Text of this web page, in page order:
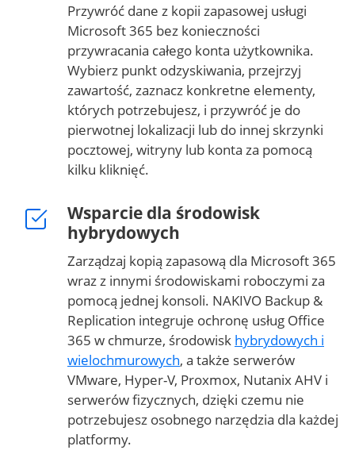
Przywróć dane z kopii zapasowej usługi
Microsoft 365 bez konieczności
przywracania całego konta użytkownika.
Wybierz punkt odzyskiwania, przejrzyj
zawartość, zaznacz konkretne elementy,
których potrzebujesz, i przywróć je do
pierwotnej lokalizacji lub do innej skrzynki
pocztowej, witryny lub konta za pomocą
kilku kliknięć.
Wsparcie dla środowisk
hybrydowych
Zarządzaj kopią zapasową dla Microsoft 365
wraz z innymi środowiskami roboczymi za
pomocą jednej konsoli. NAKIVO Backup &
Replication integruje ochronę usług Office
365 w chmurze, środowisk hybrydowych i
wielochmurowych, a także serwerów
VMware, Hyper-V, Proxmox, Nutanix AHV i
serwerów fizycznych, dzięki czemu nie
potrzebujesz osobnego narzędzia dla każdej
platformy.